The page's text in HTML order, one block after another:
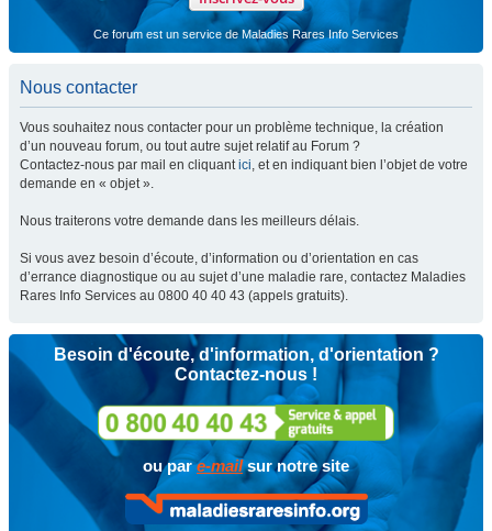
Ce forum est un service de Maladies Rares Info Services
Nous contacter
Vous souhaitez nous contacter pour un problème technique, la création
d’un nouveau forum, ou tout autre sujet relatif au Forum ?
Contactez-nous par mail en cliquantici, et en indiquant bien l’objet de votre
demande en « objet ».
Nous traiterons votre demande dans les meilleurs délais.
Si vous avez besoin d’écoute, d’information ou d’orientation en cas
d’errance diagnostique ou au sujet d’une maladie rare, contactez Maladies
Rares Info Services au 0800 40 40 43 (appels gratuits).
Besoin d'écoute, d'information, d'orientation ?
Contactez-nous !
ou pare-mailsur notre site